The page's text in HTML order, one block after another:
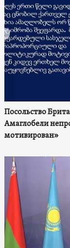
Посольство
Амаглобели
мотивирован»